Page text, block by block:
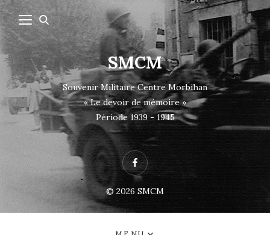
SMCM
Souvenir Militaire Centre Morbihan
« Le devoir de mémoire »
Période 1939 - 1945
Facebook
© 2026 SMCM